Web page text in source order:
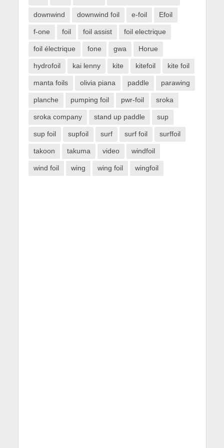
downwind downwind foil e-foil Efoil
f-one foil foil assist foil electrique
foil électrique fone gwa Horue
hydrofoil kai lenny kite kitefoil kite foil
manta foils olivia piana paddle parawing
planche pumping foil pwr-foil sroka
sroka company stand up paddle sup
sup foil supfoil surf surf foil surffoil
takoon takuma video windfoil
wind foil wing wing foil wingfoil